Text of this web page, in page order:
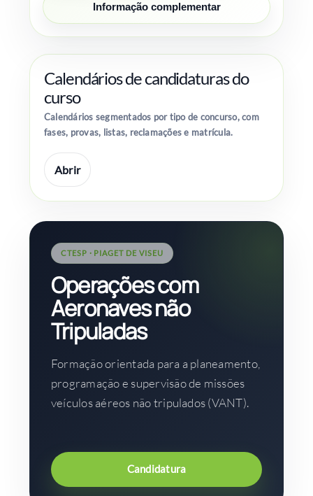
Informação complementar
Calendários de candidaturas do
curso
Calendários segmentados por tipo de concurso, com
fases, provas, listas, reclamações e matrícula.
Abrir
CTESP · PIAGET DE VISEU
Operações com
Aeronaves não
Tripuladas
Formação orientada para a planeamento,
programação e supervisão de missões
veículos aéreos não tripulados (VANT).
Candidatura